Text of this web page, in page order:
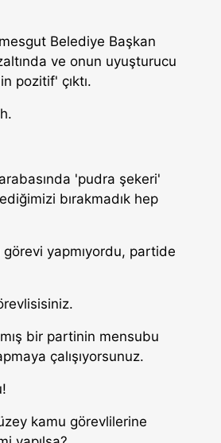
Belediye Başkan
ve onun uyuşturucu
pozitif' çıktı.
'pudra şekeri'
bırakmadık hep
görevi yapmıyordu, partide
bir partinin mensubu
çalışıyorsunuz.
kamu görevlilerine